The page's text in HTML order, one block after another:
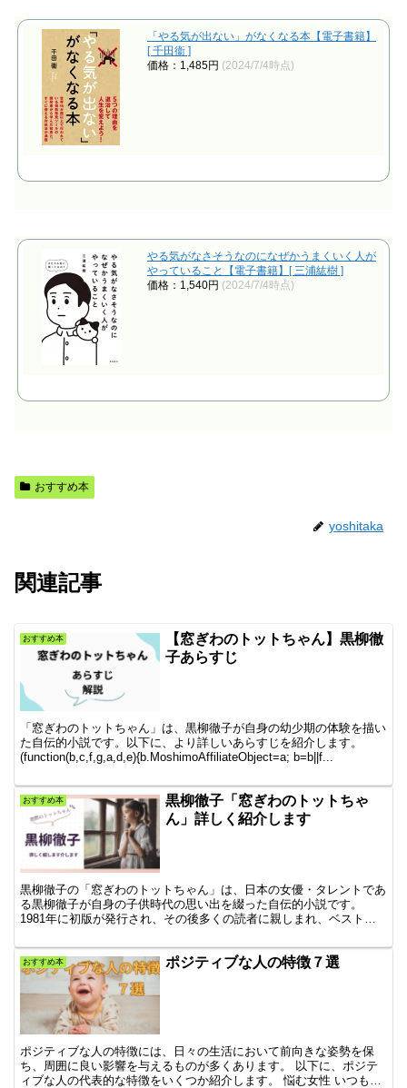
「やる気が出ない」がなくなる本【電子書籍】
[ 千田衞 ]
価格：1,485円 (2024/7/4時点)
やる気がなさそうなのになぜかうまくいく人が
やっていること【電子書籍】[ 三浦紘樹 ]
価格：1,540円 (2024/7/4時点)
おすすめ本
yoshitaka
関連記事
おすすめ本
【窓ぎわのトットちゃん】黒柳徹
子あらすじ
「窓ぎわのトットちゃん」は、黒柳徹子が自身の幼少期の体験を描い
た自伝的小説です。以下に、より詳しいあらすじを紹介します。
(function(b,c,f,g,a,d,e){b.MoshimoAffiliateObject=a; b=b||f...
おすすめ本
黒柳徹子「窓ぎわのトットちゃ
ん」詳しく紹介します
黒柳徹子の「窓ぎわのトットちゃん」は、日本の女優・タレントであ
る黒柳徹子が自身の子供時代の思い出を綴った自伝的小説です。
1981年に初版が発行され、その後多くの読者に親しまれ、ベストセ
おすすめ本 ポジティブな人の特徴７選
ポジティブな人の特徴には、日々の生活において前向きな姿勢を保
ち、周囲に良い影響を与えるものが多くあります。 以下に、ポジテ
ィブな人の代表的な特徴をいくつか紹介します。 悩む女性 いつもマ